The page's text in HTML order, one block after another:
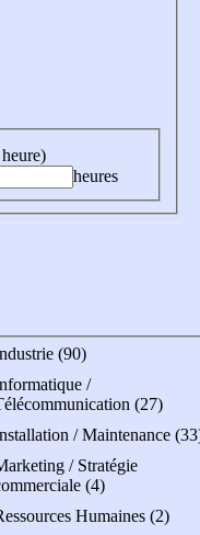
heures
(90)
/
(27)
/ Maintenance
/ Stratégie
(4)
Humaines (2)